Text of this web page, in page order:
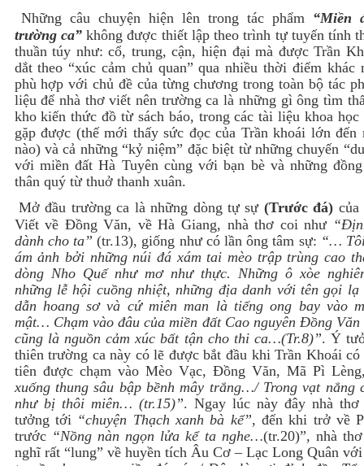
Những câu chuyện hiện lên trong tác phẩm “Miền
trường ca”không được thiết lập theo trình tự tuyến tính
thuần túy như: cổ, trung, cận, hiện đại mà được Trần
dắt theo “xúc cảm chủ quan” qua nhiều thời điểm khác
phù hợp với chủ đề của từng chương trong toàn bộ tác
liệu để nhà thơ viết nên trường ca là những gì ông tìm
kho kiến thức đồ từ sách báo, trong các tài liệu khoa học
gặp được (thế mới thấy sức đọc của Trần khoái lớn đến
nào) và cả những “kỷ niệm” đặc biệt từ những chuyến
với miền đất Hà Tuyên cùng với bạn bè và những
thân quý từ thuở thanh xuân.
Mở đầu trường ca là những dòng tự sự (Trước đá) của
Viết về Đồng Văn, về Hà Giang, nhà thơ coi như
dành cho ta” (tr.13), giống như có lần ông tâm sự: “…
ám ảnh bởi những núi đá xám tai mèo trập trùng cao
dòng Nho Quế như mơ như thực. Những ô xòe
những lễ hội cuồng nhiệt, những địa danh với tên gọi lạ
dẫn hoang sơ và cứ miên man là tiếng ong bay vào
mật… Chạm vào đâu của miền đất Cao nguyên Đồng Văn
cũng là nguồn cảm xúc bất tận cho thi ca…(Tr.8)”. Ý
thiên trường ca này có lẽ được bắt đầu khi Trần Khoái có
tiên được chạm vào Mèo Vạc, Đồng Văn, Mã Pì
xuống thung sâu bập bềnh mây trắng…/ Trong vạt nắng
như bị thôi miên… (tr.15)”. Ngay lúc này đây nhà
tưởng tới “chuyện Thạch xanh bà kể”, đến khi trở về
trước “Nồng nàn ngọn lửa kể ta nghe…(tr.20)”, nhà
nghĩ rất “lung” về huyền tích Âu Cơ – Lạc Long Quân